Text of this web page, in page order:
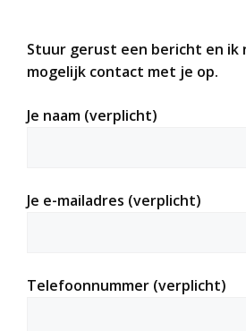
Stuur gerust een bericht en ik
mogelijk contact met je op.
Je naam (verplicht)
Je e-mailadres (verplicht)
Telefoonnummer (verplicht)